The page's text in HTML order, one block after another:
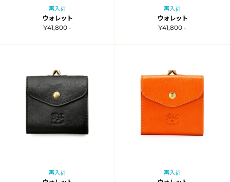
再入荷
ウォレット
¥41,800 -
再入荷
ウォレット
¥41,800 -
再入荷 再入荷